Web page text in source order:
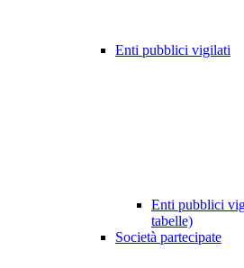
Enti pubblici vigilati
Enti pubblici
tabelle)
Società partecipate